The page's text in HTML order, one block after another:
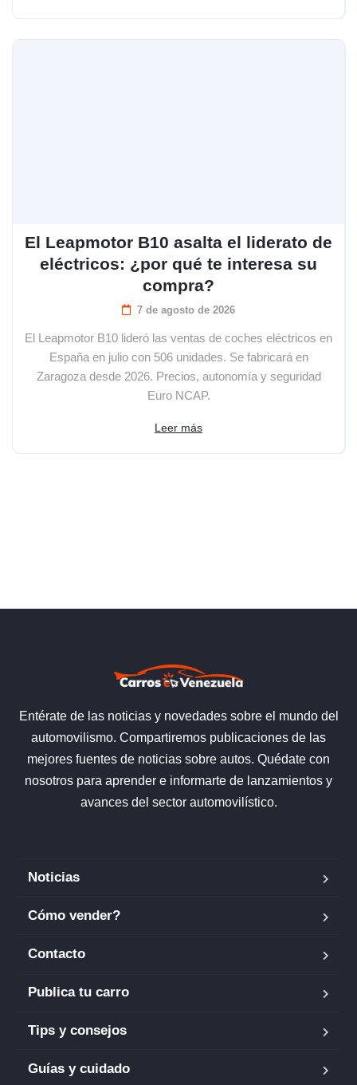
El Leapmotor B10 asalta el liderato de
eléctricos: ¿por qué te interesa su
compra?
7 de agosto de 2026
El Leapmotor B10 lideró las ventas de coches eléctricos en
España en julio con 506 unidades. Se fabricará en
Zaragoza desde 2026. Precios, autonomía y seguridad
Euro NCAP.
Leer más
Entérate de las noticias y novedades sobre el mundo del
automovilismo. Compartiremos publicaciones de las
mejores fuentes de noticias sobre autos. Quédate con
nosotros para aprender e informarte de lanzamientos y
avances del sector automovilístico.
Noticias
Cómo vender?
Contacto
Publica tu carro
Tips y consejos
Guías y cuidado